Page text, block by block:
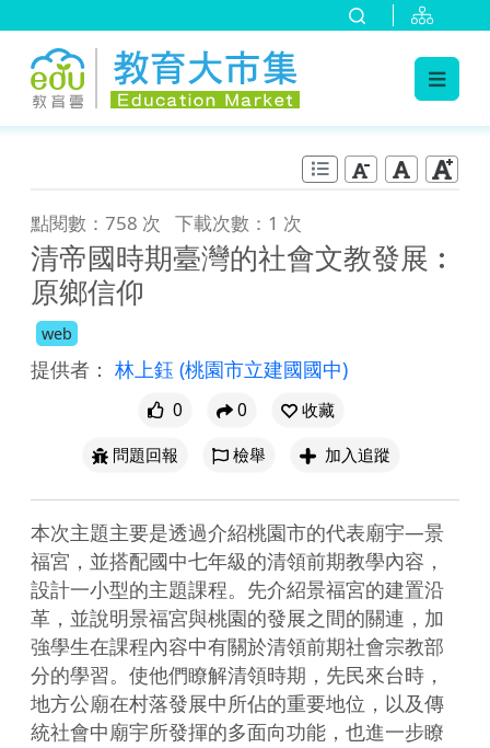
點閱數：758 次 下載次數：1 次
清帝國時期臺灣的社會文教發展︰
原鄉信仰
web
提供者： 林上鈺 (桃園市立建國國中)
0 0
收藏
問題回報
檢舉 加入追蹤
本次主題主要是透過介紹桃園市的代表廟宇—景
福宮，並搭配國中七年級的清領前期教學內容，
設計一小型的主題課程。先介紹景福宮的建置沿
革，並說明景福宮與桃園的發展之間的關連，加
強學生在課程內容中有關於清領前期社會宗教部
分的學習。使他們瞭解清領時期，先民來台時，
地方公廟在村落發展中所佔的重要地位，以及傳
統社會中廟宇所發揮的多面向功能，也進一步瞭